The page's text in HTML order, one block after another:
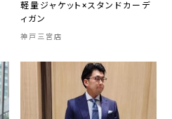
軽量ジャケット×スタンドカーデ
ィガン
神戸三宮店